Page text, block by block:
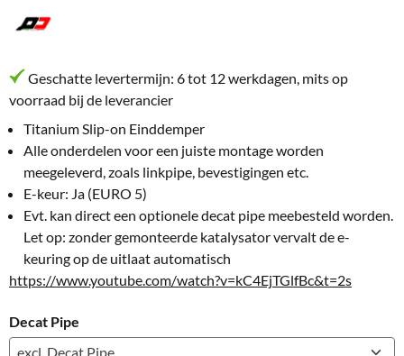
Geschatte levertermijn: 6 tot 12 werkdagen, mits op
voorraad bij de leverancier
Titanium Slip-on Einddemper
Alle onderdelen voor een juiste montage worden
meegeleverd, zoals linkpipe, bevestigingen etc.
E-keur: Ja (EURO 5)
Evt. kan direct een optionele decat pipe meebesteld worden.
Let op: zonder gemonteerde katalysator vervalt de e-
keuring op de uitlaat automatisch
https://www.youtube.com/watch?v=kC4EjTGlfBc&t=2s
Decat Pipe